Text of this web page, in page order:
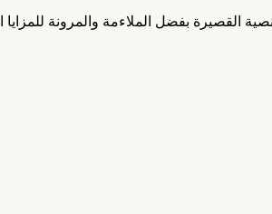
القصيرة بفضل الملاءمة والمرونة